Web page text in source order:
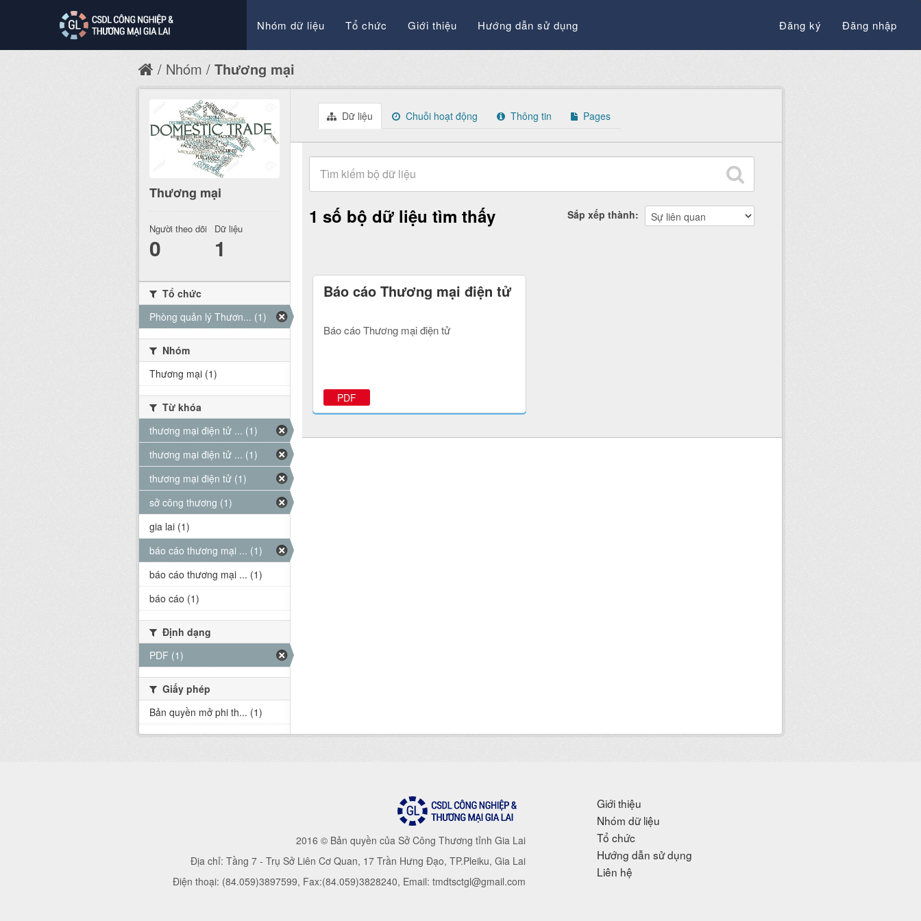
Nhóm dữ liệu Tổ chức Giới thiệu Hướng dẫn sử dụng Đăng ký Đăng nhập
Nhóm Thương mại
Dữ liệu Chuỗi hoạt động Thông tin Pages
Sắp xếp thành
1 số bộ dữ liệu tìm thấy
Báo cáo Thương mại điện tử
Báo cáo Thương mại điện tử
PDF
Thương mại
Người theo dõi
0
Dữ liệu
1
Tổ chức
Phòng quản lý Thươn... (1)
Nhóm
Thương mại (1)
Từ khóa
thương mại điện tử ... (1)
thương mại điện tử ... (1)
thương mại điện tử (1)
sở công thương (1)
gia lai (1)
báo cáo thương mại ... (1)
báo cáo thương mại ... (1)
báo cáo (1)
Định dạng
PDF (1)
Giấy phép
Bản quyền mở phi th... (1)
2016 © Bản quyền của Sở Công Thương tỉnh Gia Lai
Địa chỉ: Tầng 7 - Trụ Sở Liên Cơ Quan, 17 Trần Hưng Đạo, TP.Pleiku, Gia Lai
Điện thoại: (84.059)3897599, Fax:(84.059)3828240, Email: tmdtsctgl@gmail.com
Giới thiệu
Nhóm dữ liệu
Tổ chức
Hướng dẫn sử dụng
Liên hệ